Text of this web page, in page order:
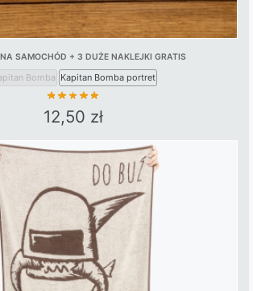
SAMOCHÓD + 3 DUŻE NAKLEJKI GRATIS
Bomba Kapitan Bomba portret
12,50 zł
This
product
multiple
variants.
The
options
may